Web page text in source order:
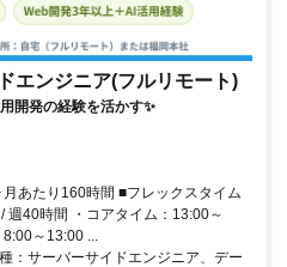
エンジニア(フルリモート)
開発の経験を活かす✨
あたり160時間 ■フレックスタイム
週40時間 ・コアタイム：13:00～
～13:00 ...
：サーバーサイドエンジニア、デー